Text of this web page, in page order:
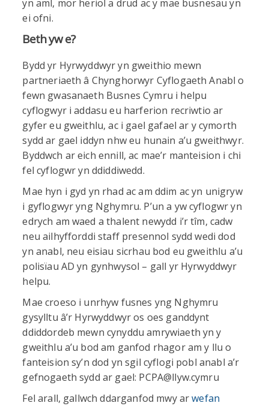
yn aml, mor heriol a drud ac y mae busnesau yn
ei ofni.
Beth yw e?
Bydd yr Hyrwyddwyr yn gweithio mewn
partneriaeth â Chynghorwyr Cyflogaeth Anabl o
fewn gwasanaeth Busnes Cymru i helpu
cyflogwyr i addasu eu harferion recriwtio ar
gyfer eu gweithlu, ac i gael gafael ar y cymorth
sydd ar gael iddyn nhw eu hunain a’u gweithwyr.
Byddwch ar eich ennill, ac mae’r manteision i chi
fel cyflogwr yn ddiddiwedd.
Mae hyn i gyd yn rhad ac am ddim ac yn unigryw
i gyflogwyr yng Nghymru. P’un a yw cyflogwr yn
edrych am waed a thalent newydd i’r tîm, cadw
neu ailhyfforddi staff presennol sydd wedi dod
yn anabl, neu eisiau sicrhau bod eu gweithlu a’u
polisïau AD yn gynhwysol – gall yr Hyrwyddwyr
helpu.
Mae croeso i unrhyw fusnes yng Nghymru
gysylltu â’r Hyrwyddwyr os oes ganddynt
ddiddordeb mewn cynyddu amrywiaeth yn y
gweithlu a’u bod am ganfod rhagor am y llu o
fanteision sy’n dod yn sgil cyflogi pobl anabl a’r
gefnogaeth sydd ar gael: PCPA@llyw.cymru
Fel arall, gallwch ddarganfod mwy arwefan